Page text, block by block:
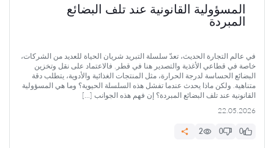
المسؤولية القانونية عند تلف البضائع
المبردة
في عالم التجارة الحديث، تعدّ سلسلة التبريد شريان الحياة للعديد من الشركات،
خاصة في قطاعي الأغذية والتصدير هنا في قطر. فالاعتماد على نقل وتخزين
البضائع الحساسة لدرجة الحرارة، مثل المنتجات الغذائية والأدوية، يتطلب دقة
متناهية. ولكن ماذا يحدث عندما تفشل هذه السلسلة الحيوية؟ وما هي المسؤولية
القانونية عند تلف البضائع المبردة؟ إن فهم هذه الجوانب […]
22.05.2026
0
0
2